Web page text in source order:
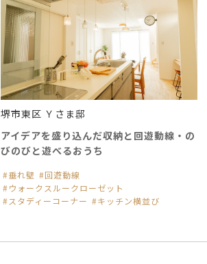
堺市東区 Ｙさま邸
アイデアを盛り込んだ収納と回遊動線・の
びのびと遊べるおうち
垂れ壁
回遊動線
ウォークスルークローゼット
スタディーコーナー
キッチン横並び